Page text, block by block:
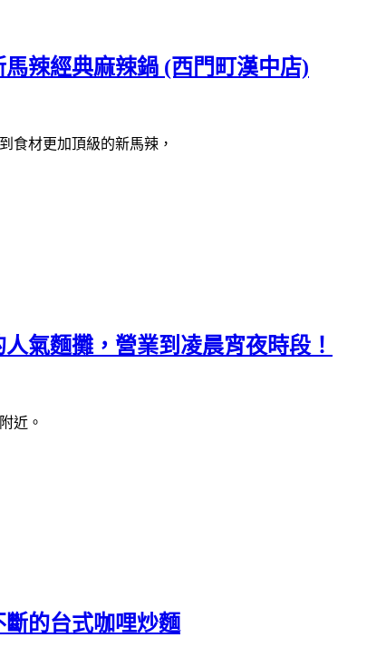
辣經典麻辣鍋 (西門町漢中店)
食材更加頂級的新馬辣，
氣麵攤，營業到凌晨宵夜時段！
附近。
斷的台式咖哩炒麵